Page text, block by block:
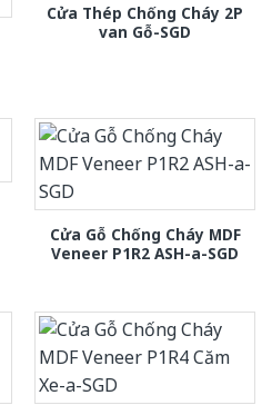
Cửa Thép Chống Cháy 2P
van Gỗ-SGD
Cửa Gỗ Chống Cháy MDF
Veneer P1R2 ASH-a-SGD